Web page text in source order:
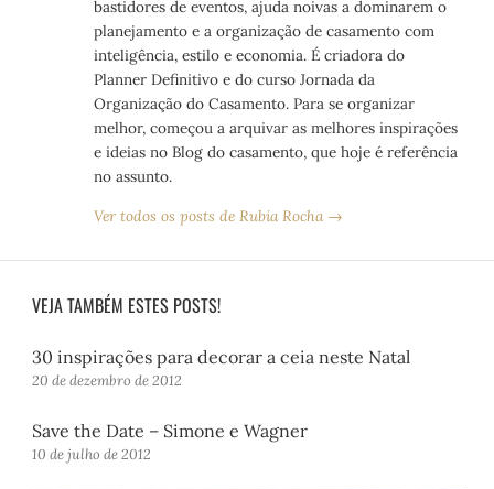
bastidores de eventos, ajuda noivas a dominarem o
planejamento e a organização de casamento com
inteligência, estilo e economia. É criadora do
Planner Definitivo e do curso Jornada da
Organização do Casamento. Para se organizar
melhor, começou a arquivar as melhores inspirações
e ideias no Blog do casamento, que hoje é referência
no assunto.
Ver todos os posts de Rubia Rocha →
VEJA TAMBÉM ESTES POSTS!
30 inspirações para decorar a ceia neste Natal
20 de dezembro de 2012
Save the Date – Simone e Wagner
10 de julho de 2012